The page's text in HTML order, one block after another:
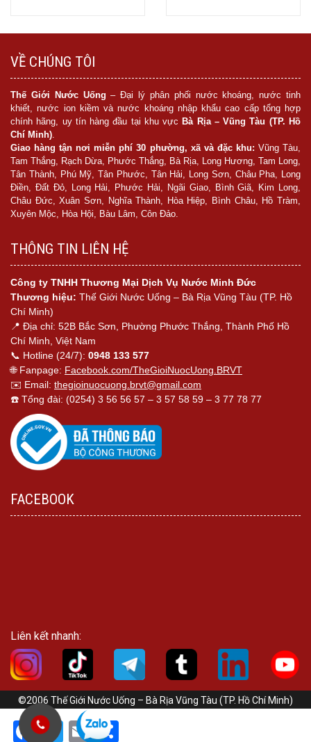
VỀ CHÚNG TÔI
Thế Giới Nước Uống – Đại lý phân phối nước khoáng, nước tinh
khiết, nước ion kiềm và nước khoáng nhập khẩu cao cấp tổng hợp
chính hãng, uy tín hàng đầu tại khu vực Bà Rịa – Vũng Tàu (TP. Hồ
Chí Minh).
Giao hàng tận nơi miễn phí 30 phường, xã và đặc khu: Vũng Tàu,
Tam Thắng, Rạch Dừa, Phước Thắng, Bà Rịa, Long Hương, Tam Long,
Tân Thành, Phú Mỹ, Tân Phước, Tân Hải, Long Sơn, Châu Pha, Long
Điền, Đất Đỏ, Long Hải, Phước Hải, Ngãi Giao, Bình Giã, Kim Long,
Châu Đức, Xuân Sơn, Nghĩa Thành, Hòa Hiệp, Bình Châu, Hồ Tràm,
Xuyên Mộc, Hòa Hội, Bàu Lâm, Côn Đảo.
THÔNG TIN LIÊN HỆ
Công ty TNHH Thương Mại Dịch Vụ Nước Minh Đức
Thương hiệu: Thế Giới Nước Uống – Bà Rịa Vũng Tàu (TP. Hồ
Chí Minh)
📍 Địa chỉ: 52B Bắc Sơn, Phường Phước Thắng, Thành Phố Hồ
Chí Minh, Việt Nam
📞 Hotline (24/7): 0948 133 577
🌐 Fanpage: Facebook.com/TheGioiNuocUong.BRVT
✉️ Email: thegioinuocuong.brvt@gmail.com
☎️ Tổng đài: (0254) 3 56 56 57 – 3 57 58 59 – 3 77 78 77
FACEBOOK
Liên kết nhanh:
©2006 Thế Giới Nước Uống – Bà Rịa Vũng Tàu (TP. Hồ Chí Minh)
Facebook
Twitter
Email